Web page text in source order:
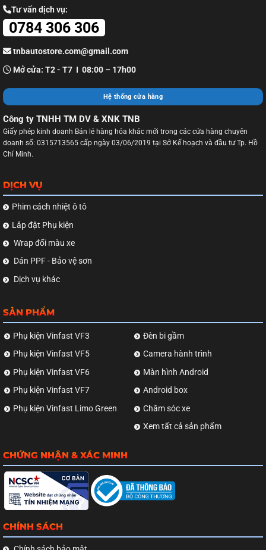
Tư vấn dịch vụ:
0784 306 306
tnbautostore.com@gmail.com
Mở cửa: T2 - T7 I 08:00 – 17h00
Hệ thống cửa hàng
Công ty TNHH TM DV & XNK TNB
Giấy phép kinh doanh Bán lẻ hàng hóa khác mới trong các cửa hàng chuyên
doanh số: 0315713565 cấp ngày 03/06/2019 tại Sở Kế hoạch và đầu tư Tp. Hồ
Chí Minh.
DỊCH VỤ
Phim cách nhiệt ô tô
Lắp đặt Phụ kiện
Wrap đổi màu xe
Dán PPF - Bảo vệ sơn
Dịch vụ khác
SẢN PHẨM
Phụ kiện Vinfast VF3
Phụ kiện Vinfast VF5
Phụ kiện Vinfast VF6
Phụ kiện Vinfast VF7
Phụ kiện Vinfast Limo Green
Đèn bi gầm
Camera hành trình
Màn hình Android
Android box
Chăm sóc xe
Xem tất cả sản phẩm
CHỨNG NHẬN & XÁC MINH
CHÍNH SÁCH